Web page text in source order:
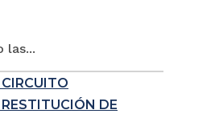
las...
DE